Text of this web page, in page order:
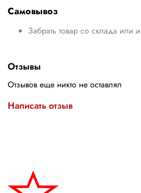
Самовывоз
Забрать товар со склада или
Отзывы
Отзывов еще никто не оставлял
Написать отзыв